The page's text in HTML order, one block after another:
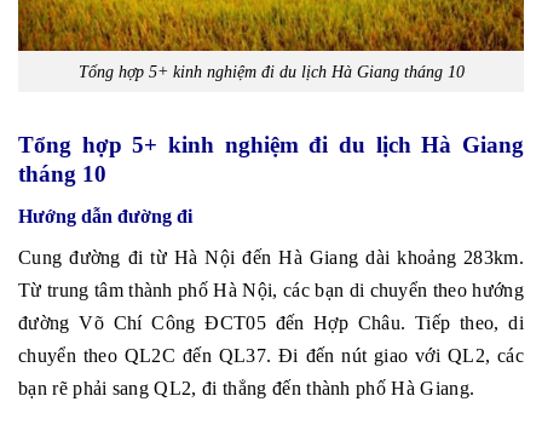
Tổng hợp 5+ kinh nghiệm đi du lịch Hà Giang tháng 10
Tổng hợp 5+ kinh nghiệm đi du lịch Hà Giang
tháng 10
Hướng dẫn đường đi
Cung đường đi từ Hà Nội đến Hà Giang dài khoảng 283km.
Từ trung tâm thành phố Hà Nội, các bạn di chuyển theo hướng
đường Võ Chí Công ĐCT05 đến Hợp Châu. Tiếp theo, di
chuyển theo QL2C đến QL37. Đi đến nút giao với QL2, các
bạn rẽ phải sang QL2, đi thẳng đến thành phố Hà Giang.